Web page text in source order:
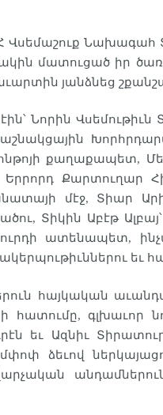
Վսեմաշուք
մատուցած իր
յանձնեց
Նորին
Դաշնակցային
քաղաքապետ,
Երրորդ
մէջ, Տիար Արիս
Տիկին Աբէթ
ատենապետ,
եւ
հայկական
գլխաւոր
եւ Ազնիւ
ձեւով